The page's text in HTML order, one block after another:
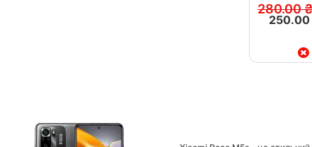
280.00
250.00